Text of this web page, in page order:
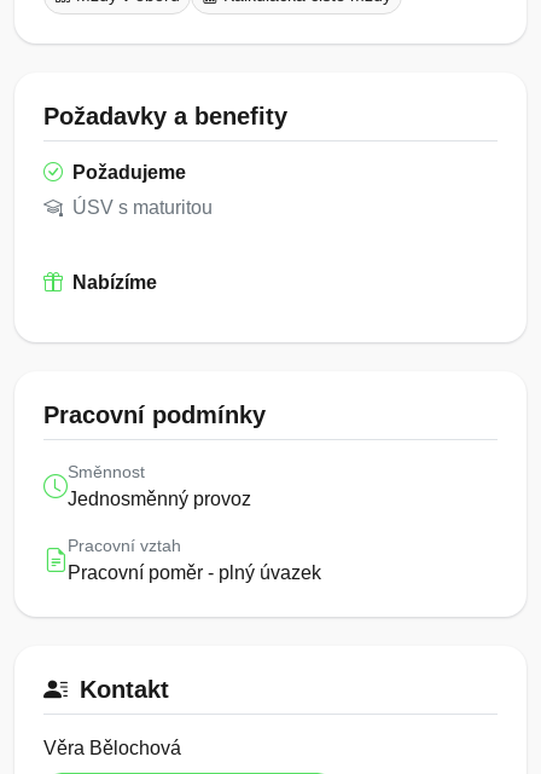
Požadavky a benefity
Požadujeme
ÚSV s maturitou
Nabízíme
Pracovní podmínky
Směnnost
Jednosměnný provoz
Pracovní vztah
Pracovní poměr - plný úvazek
Kontakt
Věra Bělochová